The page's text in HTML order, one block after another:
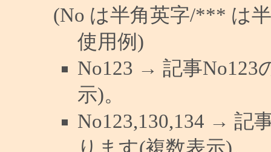
(No は半角英字/*** は
使用例)
No123 → 記事No123
示)。
No123,130,134 → 記